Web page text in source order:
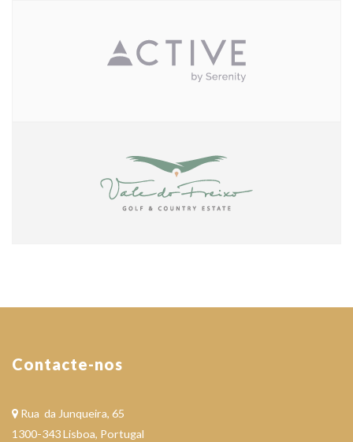
Contacte-nos
Rua da Junqueira, 65
1300-343 Lisboa, Portugal